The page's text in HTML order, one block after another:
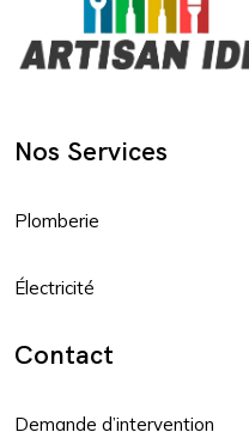
Nos Services
Plomberie
Électricité
Contact
Demande d’intervention